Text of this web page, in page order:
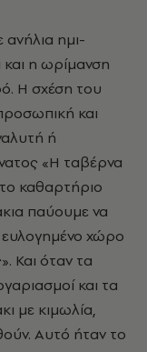
ανήλια ημι-
και η ωρίμανση
Η σχέση του
και
ή
«Η ταβέρνα
καθαρτήριο
παύουμε να
ευλογημένο χώρο
Και όταν τα
και τα
με κιμωλία,
Αυτό ήταν το